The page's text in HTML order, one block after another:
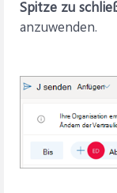
Spitze zu
anzuwenden.